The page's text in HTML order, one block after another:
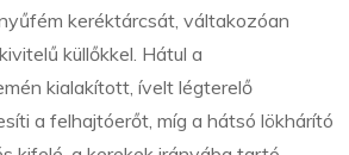
keréktárcsát, váltakozóan
küllőkkel. Hátul a
kialakított, ívelt légterelő
a felhajtóerőt, míg a hátsó lökhárító